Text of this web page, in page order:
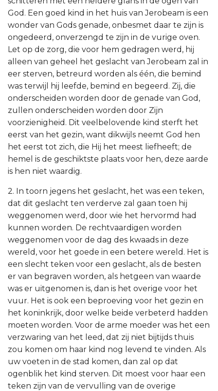
God. Een goed kind in het huis van Jerobeam is een
wonder van Gods genade, onbesmet daar te zijn is
ongedeerd, onverzengd te zijn in de vurige oven.
Let op de zorg, die voor hem gedragen werd, hij
alleen van geheel het geslacht van Jerobeam zal in
eer sterven, betreurd worden als één, die bemind
was terwijl hij leefde, bemind en begeerd. Zij, die
onderscheiden worden door de genade van God,
zullen onderscheiden worden door Zijn
voorzienigheid. Dit veelbelovende kind sterft het
eerst van het gezin, want dikwijls neemt God hen
het eerst tot zich, die Hij het meest liefheeft; de
hemel is de geschiktste plaats voor hen, deze aarde
is hen niet waardig.
2. In toorn jegens het geslacht, het was een teken,
dat dit geslacht ten verderve zal gaan toen hij
weggenomen werd, door wie het hervormd had
kunnen worden. De rechtvaardigen worden
weggenomen voor de dag des kwaads in deze
wereld, voor het goede in een betere wereld. Het is
een slecht teken voor een geslacht, als de besten
er van begraven worden, als hetgeen van waarde
was er uitgenomen is, dan is het overige voor het
vuur. Het is ook een beproeving voor het gezin en
het koninkrijk, door welke beide verbeterd hadden
moeten worden. Voor de arme moeder was het een
verzwaring van het leed, dat zij niet bijtijds thuis
zou komen om haar kind nog levend te vinden. Als
uw voeten in de stad komen, dan zal op dat
ogenblik het kind sterven. Dit moest voor haar een
teken zijn van de vervulling van de overige